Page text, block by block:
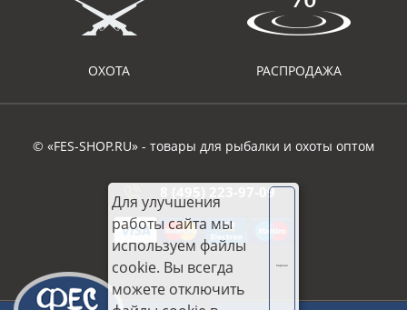
ОХОТА РАСПРОДАЖА
© «FES-SHOP.RU» - товары для рыбалки и охоты оптом
8 (495) 223-97-09
Для улучшения
работы сайта мы
используем файлы
cookie. Вы всегда
можете отключить
Хорошо